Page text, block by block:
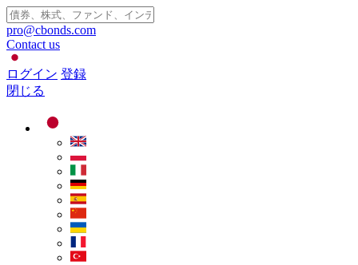
pro@cbonds.com
Contact us
ログイン 登録
閉じる